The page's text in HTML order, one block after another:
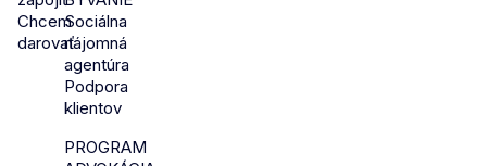
Chcem
darovať
Sociálna
nájomná
agentúra
Podpora
klientov
PROGRAM